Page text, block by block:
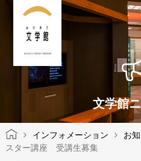
KOCHI LITERARY MUSEUM
文学館
インフォメーション お
スター講座 受講生募集